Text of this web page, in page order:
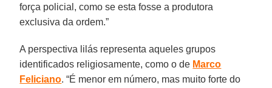
força policial, como se esta fosse a produtora
exclusiva da ordem.”
A perspectiva lilás representa aqueles grupos
identificados religiosamente, como o de Marco
Feliciano. “É menor em número, mas muito forte do